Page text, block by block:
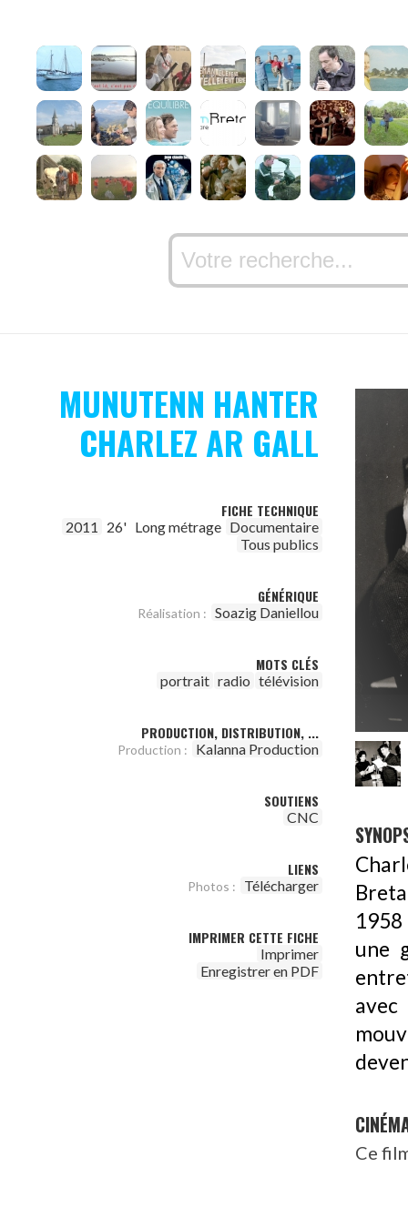
MUNUTENN HANTER
CHARLEZ AR GALL
FICHE TECHNIQUE
2011 26' Long métrage Documentaire
Tous publics
GÉNÉRIQUE
Réalisation : Soazig Daniellou
MOTS CLÉS
portrait radio télévision
PRODUCTION, DISTRIBUTION, ...
Production : Kalanna Production
SOUTIENS
CNC
LIENS
Photos : Télécharger
IMPRIMER CETTE FICHE
Imprimer
Enregistrer en PDF
une
Ce